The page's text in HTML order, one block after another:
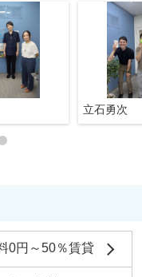
立石勇次
0円～50％賃貸